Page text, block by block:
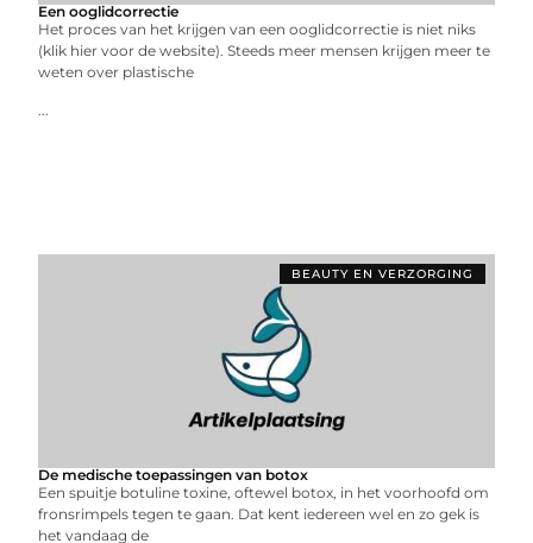
Een ooglidcorrectie
Het proces van het krijgen van een ooglidcorrectie is niet niks
(klik hier voor de website). Steeds meer mensen krijgen meer te
weten over plastische
...
BEAUTY EN VERZORGING
De medische toepassingen van botox
Een spuitje botuline toxine, oftewel botox, in het voorhoofd om
fronsrimpels tegen te gaan. Dat kent iedereen wel en zo gek is
het vandaag de